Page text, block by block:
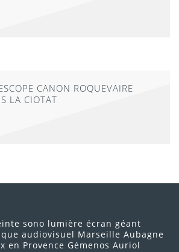
CANON ROQUEVAIRE
LA CIOTAT
sono lumière écran géant
audiovisuel Marseille Aubagne
en Provence Gémenos Auriol